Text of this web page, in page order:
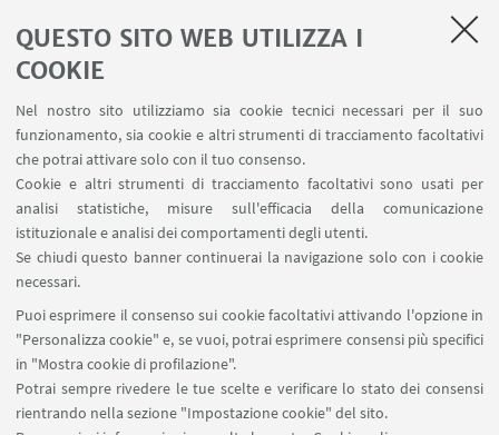
QUESTO SITO WEB UTILIZZA I
COOKIE
Nel nostro sito utilizziamo sia cookie tecnici necessari per il suo
funzionamento, sia cookie e altri strumenti di tracciamento facoltativi
che potrai attivare solo con il tuo consenso.
Cookie e altri strumenti di tracciamento facoltativi sono usati per
analisi statistiche, misure sull'efficacia della comunicazione
istituzionale e analisi dei comportamenti degli utenti.
Se chiudi questo banner continuerai la navigazione solo con i cookie
necessari.
Puoi esprimere il consenso sui cookie facoltativi attivando l'opzione in
"Personalizza cookie" e, se vuoi, potrai esprimere consensi più specifici
in "Mostra cookie di profilazione".
Potrai sempre rivedere le tue scelte e verificare lo stato dei consensi
rientrando nella sezione "Impostazione cookie" del sito.
sul futuro delle DH
LINK UTILI
Contatti
Area riservata
SEGUI UNIBO SU:
APP: